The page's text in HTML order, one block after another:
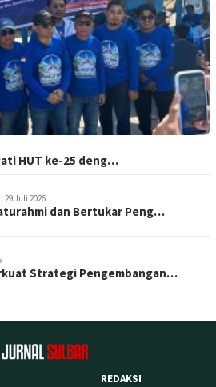
HUT ke-25 deng…
29 Juli 2026
dan Bertukar Peng…
Strategi Pengembangan…
REDAKSI